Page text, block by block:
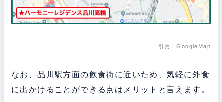
引用：GoogleMap
なお、品川駅方面の飲食街に近いため、気軽に外食
に出かけることができる点はメリットと言えます。